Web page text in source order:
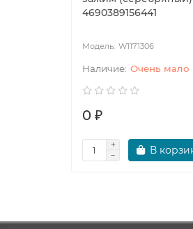
4690389156441
W1171306
Очень мало
0 ₽
В